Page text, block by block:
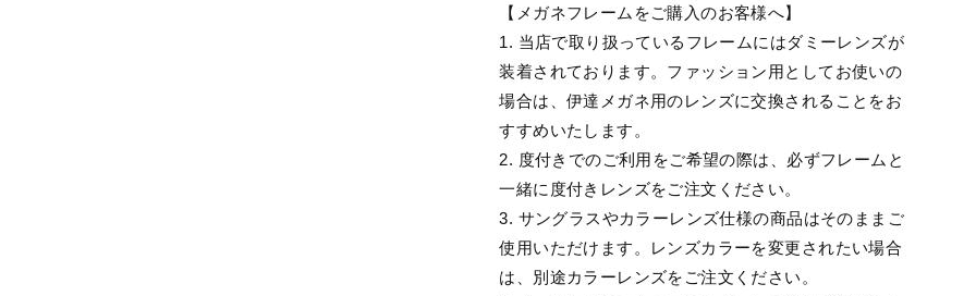
【メガネフレームをご購入のお客様へ】
1. 当店で取り扱っているフレームにはダミーレンズが
装着されております。ファッション用としてお使いの
場合は、伊達メガネ用のレンズに交換されることをお
すすめいたします。
2. 度付きでのご利用をご希望の際は、必ずフレームと
一緒に度付きレンズをご注文ください。
3. サングラスやカラーレンズ仕様の商品はそのままご
使用いただけます。レンズカラーを変更されたい場合
は、別途カラーレンズをご注文ください。